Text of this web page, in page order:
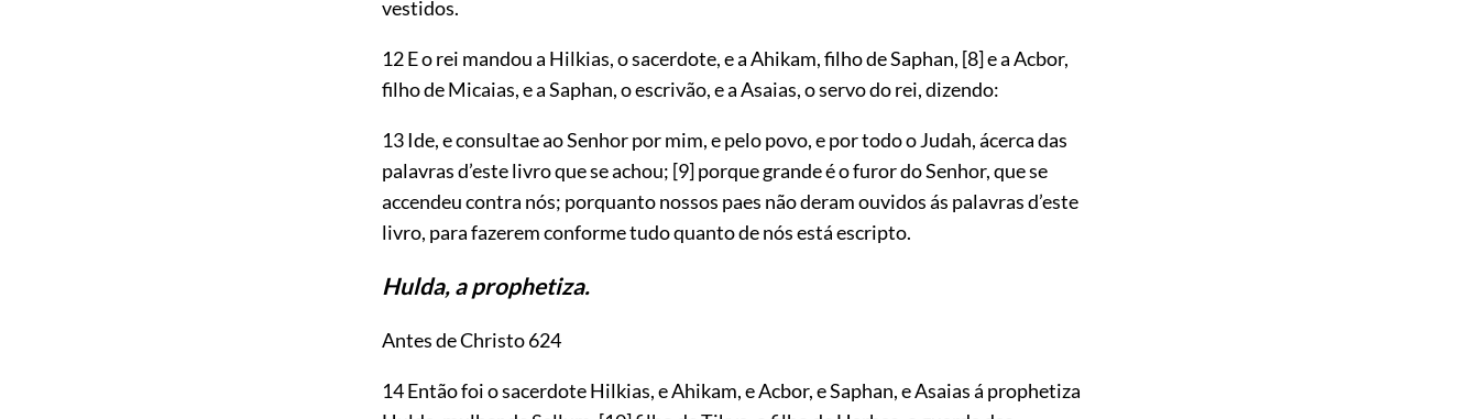
vestidos.
12 E o rei mandou a Hilkias, o sacerdote, e a Ahikam, filho de Saphan, [8]e a Acbor,
filho de Micaias, e a Saphan, o escrivão, e a Asaias, o servo do rei, dizendo:
13 Ide, e consultae ao Senhor por mim, e pelo povo, e por todo o Judah, ácerca das
palavras d’este livro que se achou; [9]porque grande é o furor do Senhor, que se
accendeu contra nós; porquanto nossos paes não deram ouvidos ás palavras d’este
livro, para fazerem conforme tudo quanto de nós está escripto.
Hulda, a prophetiza.
Antes de Christo 624
14 Então foi o sacerdote Hilkias, e Ahikam, e Acbor, e Saphan, e Asaias á prophetiza